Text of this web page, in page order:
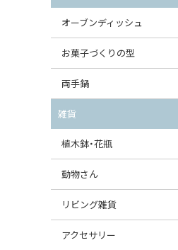
ダルマプレート
たまご型プレート
ハート型プレート
変形プレート
分割ディッシュ
すべて見る
オーバルボウル
ハートボウル
葉っぱ型ボウル
りんご型ボウル
いちご型ボウル
星型ボウル
ガーリックポット
オニオンキャニスター
ガーリックキャニスター
チーズケース
バターディッシュ
六角形ポット
ボトル
すべて見る
すべて見る
グレイヴィーボート
エッグカップ
ケーキスタンド
カトラリー
はしおき・カトラリーレスト
オーブンディッシュ
大型（24cm〜）
中型（18〜24cm）
スクエアオーブンディッシュ
オーバルオーブンディッシュ
すべて見る
お菓子づくりの型
パウンド型
マフィン型
すべて見る
両手鍋
チュリーン
キャセロール
すべて見る
雑貨
植木鉢・花瓶
植木鉢
花瓶
動物さん
フィギュア・置物
貯金箱
リビング雑貨
スツール
アクセサリー